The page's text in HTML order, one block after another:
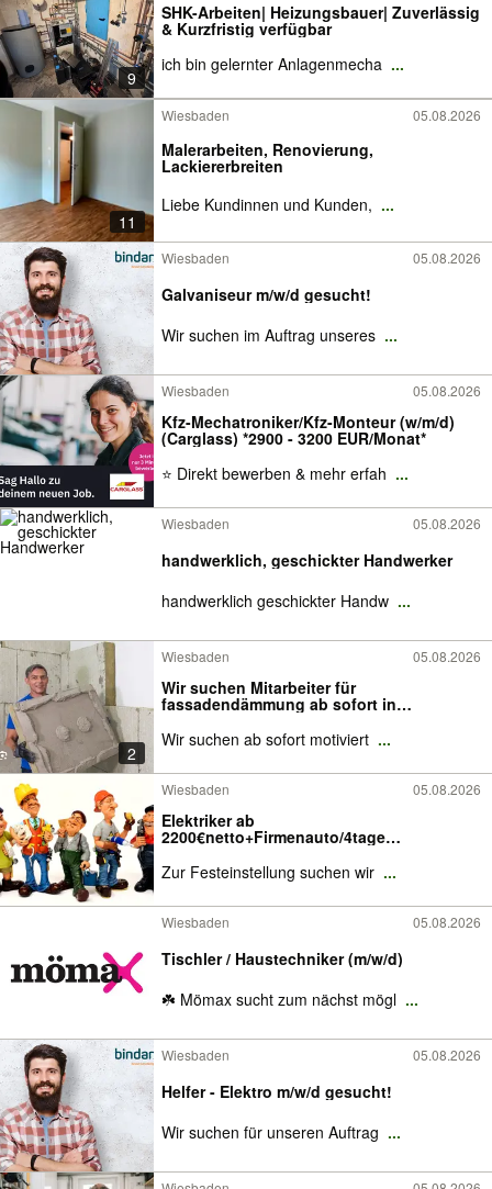
9
SHK-Arbeiten| Heizungsbauer| Zuverlässig
& Kurzfristig verfügbar
ich bin gelernter Anlagenmecha ...
11
Wiesbaden 05.08.2026
Malerarbeiten, Renovierung,
Lackiererbreiten
Liebe Kundinnen und Kunden, ...
Wiesbaden 05.08.2026
Galvaniseur m/w/d gesucht!
Wir suchen im Auftrag unseres ...
Wiesbaden 05.08.2026
Kfz-Mechatroniker/Kfz-Monteur (w/m/d)
(Carglass) *2900 - 3200 EUR/Monat*
⭐ Direkt bewerben & mehr erfah ...
Wiesbaden 05.08.2026
handwerklich, geschickter Handwerker
handwerklich geschickter Handw ...
2
Wiesbaden 05.08.2026
Wir suchen Mitarbeiter für
fassadendämmung ab sofort in
Wir suchen ab sofort motiviert ...
Wiesbaden 05.08.2026
Elektriker ab
2200€netto+Firmenauto/4tage
Zur Festeinstellung suchen wir ...
Wiesbaden 05.08.2026
Tischler / Haustechniker (m/w/d)
☘️ Mömax sucht zum nächst mögl ...
Wiesbaden 05.08.2026
Helfer - Elektro m/w/d gesucht!
Wir suchen für unseren Auftrag ...